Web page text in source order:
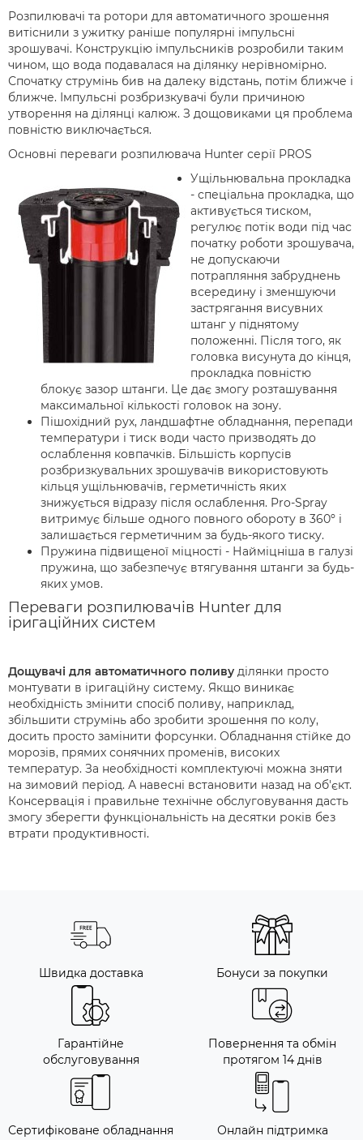
Розпилювачі та ротори для автоматичного зрошення
витіснили з ужитку раніше популярні імпульсні
зрошувачі. Конструкцію імпульсників розробили таким
чином, що вода подавалася на ділянку нерівномірно.
Спочатку струмінь бив на далеку відстань, потім ближче і
ближче. Імпульсні розбризкувачі були причиною
утворення на ділянці калюж. З дощовиками ця проблема
повністю виключається.
Основні переваги розпилювача Hunter серії PROS
​Ущільнювальна прокладка
- спеціальна прокладка, що
активується тиском,
регулює потік води під час
початку роботи зрошувача,
не допускаючи
потрапляння забруднень
всередину і зменшуючи
застрягання висувних
штанг у піднятому
положенні. Після того, як
головка висунута до кінця,
прокладка повністю
блокує зазор штанги. Це дає змогу розташування
максимальної кількості головок на зону.
Пішохідний рух, ландшафтне обладнання, перепади
температури і тиск води часто призводять до
ослаблення ковпачків. Більшість корпусів
розбризкувальних зрошувачів використовують
кільця ущільнювачів, герметичність яких
знижується відразу після ослаблення. Pro-Spray
витримує більше одного повного обороту в 360º і
залишається герметичним за будь-якого тиску.
Пружина підвищеної міцності - Найміцніша в галузі
пружина, що забезпечує втягування штанги за будь-
яких умов.
Переваги розпилювачів Hunter для
іригаційних систем
Дощувачі для автоматичного поливу ділянки просто
монтувати в іригаційну систему. Якщо виникає
необхідність змінити спосіб поливу, наприклад,
збільшити струмінь або зробити зрошення по колу,
досить просто замінити форсунки. Обладнання стійке до
морозів, прямих сонячних променів, високих
температур. За необхідності комплектуючі можна зняти
на зимовий період. А навесні встановити назад на об'єкт.
Консервація і правильне технічне обслуговування дасть
змогу зберегти функціональність на десятки років без
втрати продуктивності.
Швидка доставка Бонуси за покупки
Гарантійне
обслуговування
Повернення та обмін
протягом 14 днів
Сертифіковане обладнання Онлайн підтримка